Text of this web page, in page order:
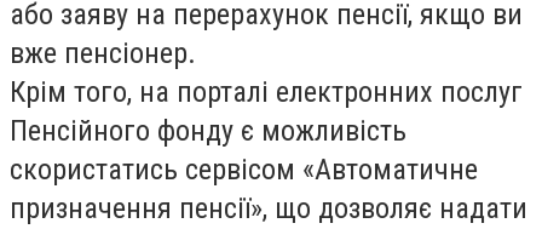
або заяву на перерахунок пенсії, якщо ви
вже пенсіонер.
Крім того, на порталі електронних послуг
Пенсійного фонду є можливість
скористатись сервісом «Автоматичне
призначення пенсії», що дозволяє надати